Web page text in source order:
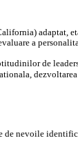
adaptat,
a
de
de nevoile